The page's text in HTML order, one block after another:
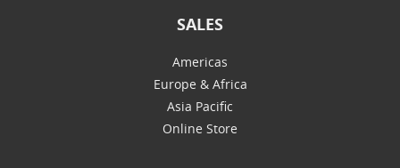
SALES
Americas
Europe & Africa
Asia Pacific
Online Store